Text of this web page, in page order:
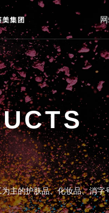
UCTS
为主的护肤品、化妆品、消字